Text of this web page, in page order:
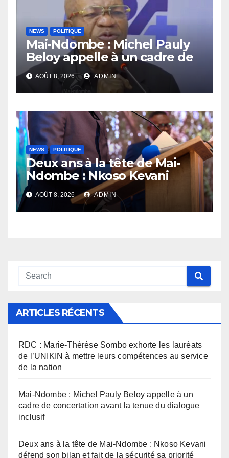
NEWS POLITIQUE
Mai-Ndombe : Michel Pauly
Beloy appelle à un cadre de
concertation avant la tenue
du dialogue inclusif
AOÛT 8, 2026 ADMIN
NEWS POLITIQUE
Deux ans à la tête de Mai-
Ndombe : Nkoso Kevani
défend son bilan et fait de la
sécurité sa priorité
AOÛT 8, 2026 ADMIN
ARTICLES RÉCENTS
RDC : Marie-Thérèse Sombo exhorte les lauréats
de l’UNIKIN à mettre leurs compétences au service
de la nation
Mai-Ndombe : Michel Pauly Beloy appelle à un
cadre de concertation avant la tenue du dialogue
inclusif
Deux ans à la tête de Mai-Ndombe : Nkoso Kevani
défend son bilan et fait de la sécurité sa priorité